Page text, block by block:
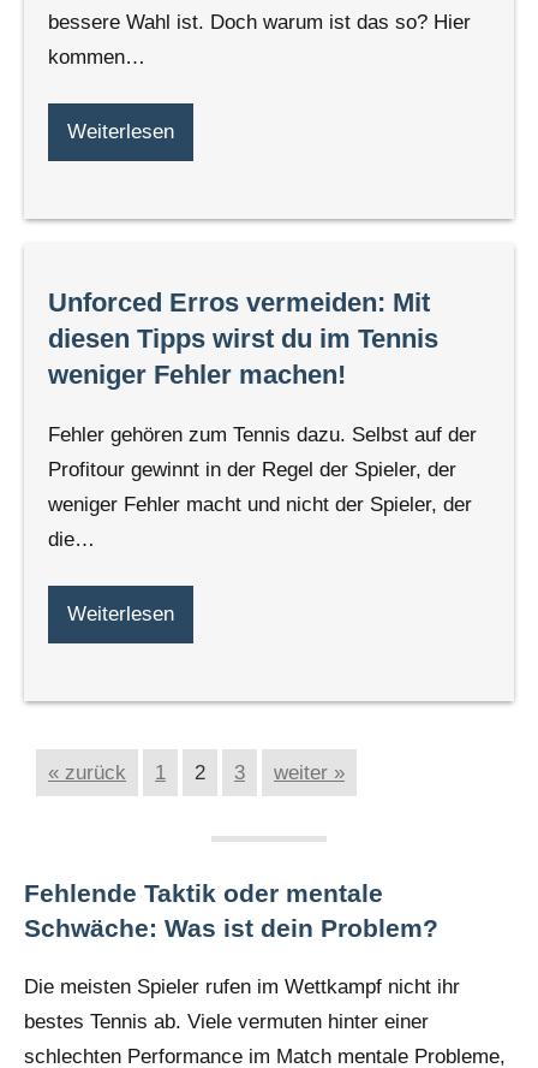
bessere Wahl ist. Doch warum ist das so? Hier
kommen…
Weiterlesen
Unforced Erros vermeiden: Mit
diesen Tipps wirst du im Tennis
weniger Fehler machen!
Fehler gehören zum Tennis dazu. Selbst auf der
Profitour gewinnt in der Regel der Spieler, der
weniger Fehler macht und nicht der Spieler, der
die…
Weiterlesen
« zurück 1 2 3 weiter »
Fehlende Taktik oder mentale
Schwäche: Was ist dein Problem?
Die meisten Spieler rufen im Wettkampf nicht ihr
bestes Tennis ab. Viele vermuten hinter einer
schlechten Performance im Match mentale Probleme,